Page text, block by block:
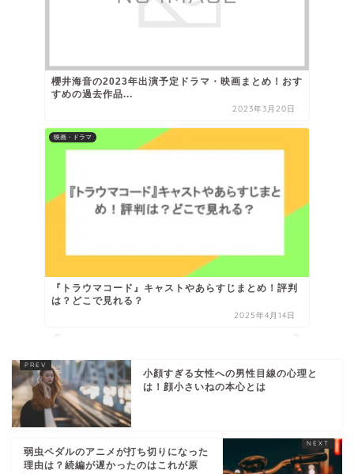
櫻井海音の2023年出演予定ドラマ・映画まとめ！おす
すめの過去作品...
2023年3月20日
映画・ドラマ
『トラウマコード』キャストやあらすじまとめ！評判
は？どこで見れる？
2025年4月14日
小顔すぎる女性への男性目線の心理と
は！顔小さいねの本心とは
弱虫ペダルのアニメが打ち切りになった
理由は？続編が遅かったのはこれが原